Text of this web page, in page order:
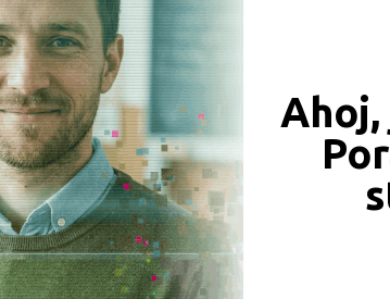
Ahoj,
Bruntál (11)
Břeclav (12)
Česká Lípa (10)
České Budějovice (32)
Český Krumlov (5)
Děčín (21)
Domažlice (7)
Frýdek-Místek (20)